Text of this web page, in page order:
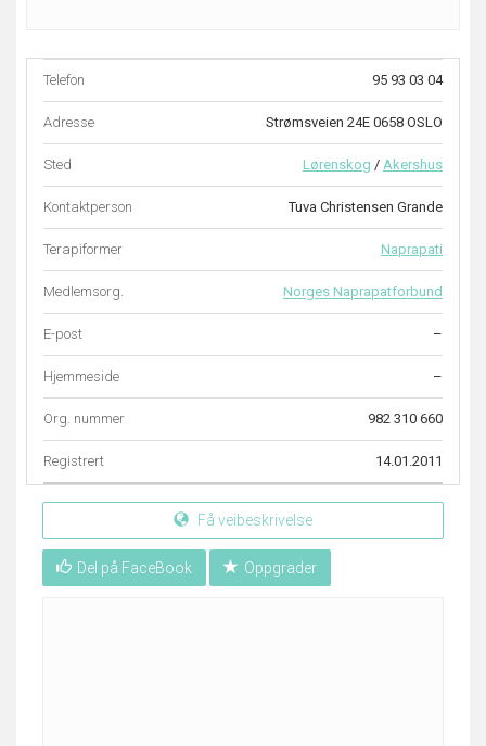
Telefon 95 93 03 04
Adresse Strømsveien 24E 0658 OSLO
Sted Lørenskog / Akershus
Kontaktperson Tuva Christensen Grande
Terapiformer Naprapati
Medlemsorg. Norges Naprapatforbund
E-post –
Hjemmeside –
Org. nummer 982 310 660
Registrert 14.01.2011
Få veibeskrivelse
Del på FaceBook Oppgrader